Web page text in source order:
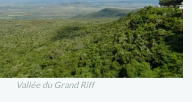
Vallée du Grand Riff